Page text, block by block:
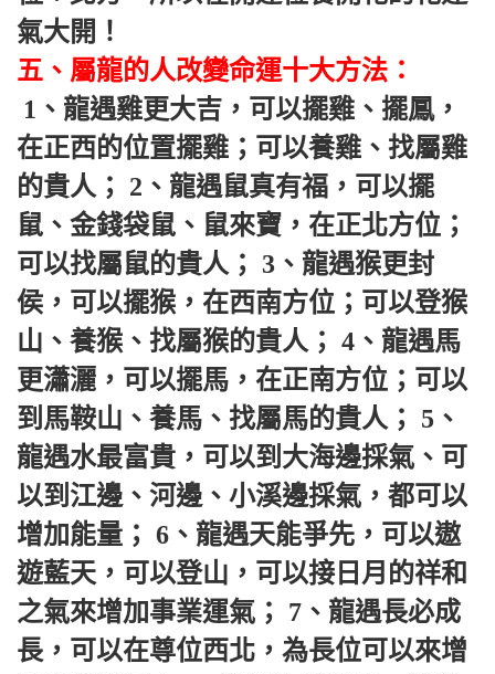
氣大開！
五、屬龍的人改變命運十大方法：
在正西的位置擺雞；可以養雞、找屬雞
的貴人； 2、龍遇鼠真有福，可以擺
鼠、金錢袋鼠、鼠來寶，在正北方位；
可以找屬鼠的貴人； 3、龍遇猴更封
侯，可以擺猴，在西南方位；可以登猴
山、養猴、找屬猴的貴人； 4、龍遇馬
更瀟灑，可以擺馬，在正南方位；可以
到馬鞍山、養馬、找屬馬的貴人； 5、
龍遇水最富貴，可以到大海邊採氣、可
以到江邊、河邊、小溪邊採氣，都可以
增加能量； 6、龍遇天能爭先，可以遨
遊藍天，可以登山，可以接日月的祥和
之氣來增加事業運氣； 7、龍遇長必成
長，可以在尊位西北，為長位可以來增